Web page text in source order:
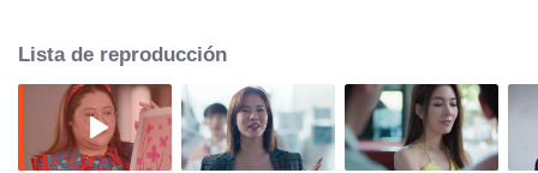
moda. ​
Lista de reproducción